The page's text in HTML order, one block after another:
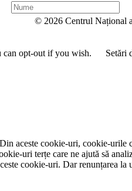
N
u
© 2026 Centrul Național
can opt-out if you wish. Setări
aceste cookie-uri, cookie-urile
uri terțe care ne ajută să
cookie-uri. Dar renunțarea